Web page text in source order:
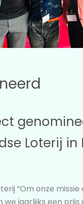
Loterij in
“Om onze
jaarlijks een prijs